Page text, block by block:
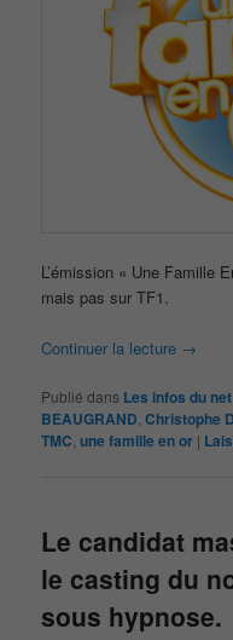
L’émission « Une Famille
mais pas sur TF1.
Continuer la lecture →
Publié dans Les infos du net
BEAUGRAND ,Christophe
TMC ,une famille en or |
Le candidat
le casting du
sous hypnose.